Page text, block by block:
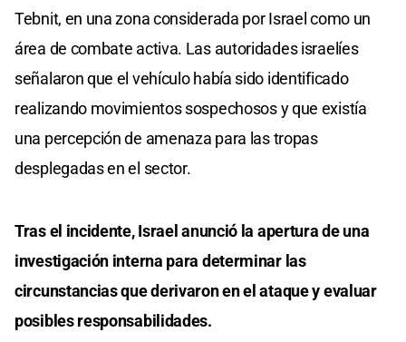
Tebnit, en una zona considerada por Israel como un
área de combate activa. Las autoridades israelíes
señalaron que el vehículo había sido identificado
realizando movimientos sospechosos y que existía
una percepción de amenaza para las tropas
desplegadas en el sector.
Tras el incidente, Israel anunció la apertura de una
investigación interna para determinar las
circunstancias que derivaron en el ataque y evaluar
posibles responsabilidades.